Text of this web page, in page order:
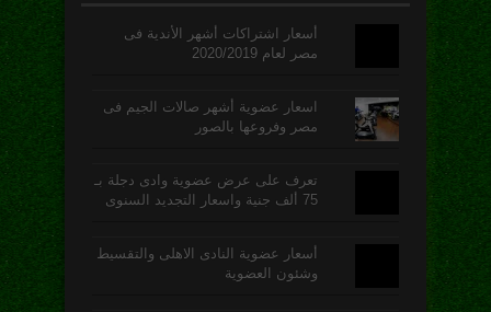
أسعار اشتراكات أشهر الأندية فى
مصر لعام 2020/2019
اسعار عضوية أشهر صالات الجيم فى
مصر وفروعها بالصور
تعرف على عرض عضوية وادى دجلة بـ
75 ألف جنية واسعار التجديد السنوى
أسعار عضوية النادى الاهلى والتقسيط
وشئون العضوية